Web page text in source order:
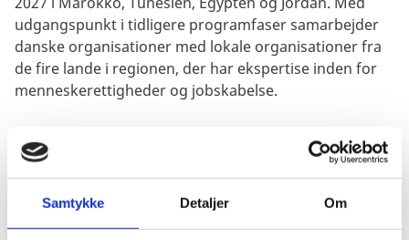
Samtykke Detaljer Om
udgangspunkt i tidligere programfaser samarbejder
danske organisationer med lokale organisationer fra
de fire lande i regionen, der har ekspertise inden for
menneskerettigheder og jobskabelse.
Overordnet fokus på unge
Ungdomsarbejdsløshed er et stort problem i MENA-
regionen, hvor to tredjedele af befolkningen er under
30 år. I nogle lande er en ud af tre unge arbejdsløse.